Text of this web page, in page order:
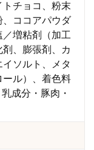
チョコ、粉末
ココアパウダ
増粘剤（加工
、膨張剤、カ
ソルト、メタ
ール）、着色料
成分・豚肉・